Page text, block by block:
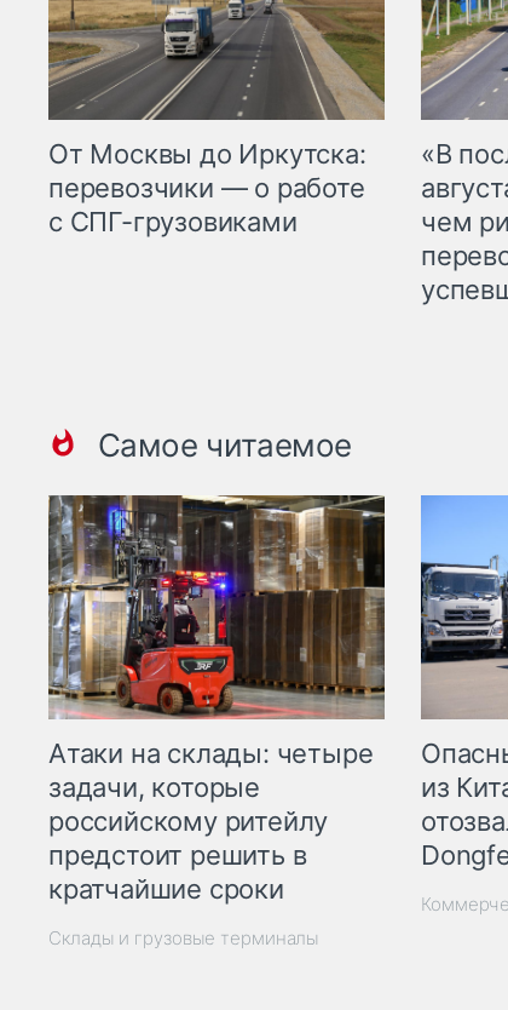
От Москвы до Иркутска:
перевозчики — о работе
с СПГ-грузовиками
«В
чем
Самое читаемое
Атаки на склады: четыре
задачи, которые
российскому ритейлу
предстоит решить в
кратчайшие сроки
Склады и грузовые терминалы
из